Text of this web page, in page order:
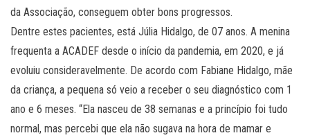
da Associação, conseguem obter bons progressos.
Dentre estes pacientes, está Júlia Hidalgo, de 07 anos. A menina
frequenta a ACADEF desde o início da pandemia, em 2020, e já
evoluiu consideravelmente. De acordo com Fabiane Hidalgo, mãe
da criança, a pequena só veio a receber o seu diagnóstico com 1
ano e 6 meses. “Ela nasceu de 38 semanas e a princípio foi tudo
normal, mas percebi que ela não sugava na hora de mamar e